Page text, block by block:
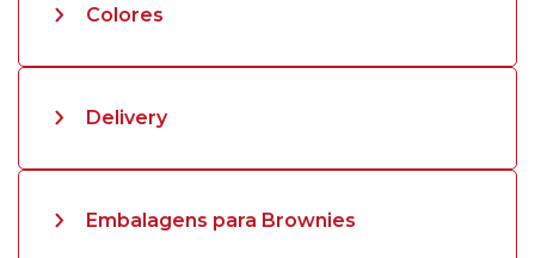
Colores
Delivery
Embalagens para Brownies